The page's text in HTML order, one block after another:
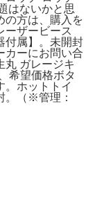
はないかと思
の方は、購入を
ザービース
属】。未開封
カーにお問い合
丸 ガレージキ
希望価格ボタ
。ホットトイ
（※管理：